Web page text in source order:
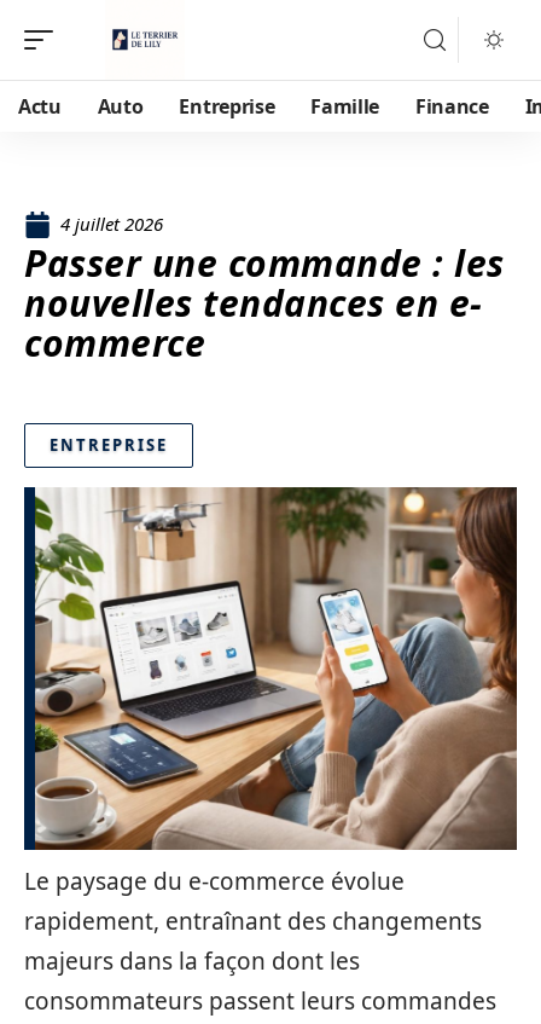
Actu Auto Entreprise Famille Finance
4 juillet 2026
Passer une commande : les
nouvelles tendances en e-
commerce
ENTREPRISE
Le paysage du e-commerce évolue
rapidement, entraînant des changements
majeurs dans la façon dont les
consommateurs passent leurs commandes